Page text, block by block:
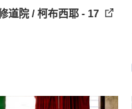
道院 / 柯布西耶 - 17